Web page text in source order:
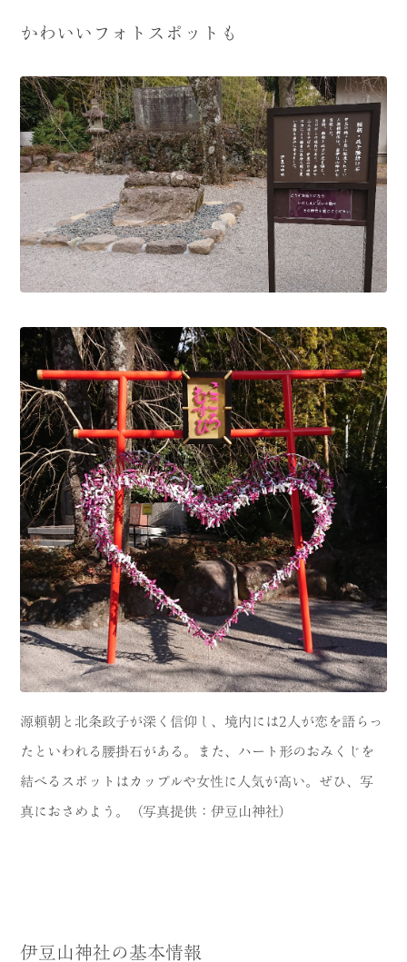
かわいいフォトスポットも
源頼朝と北条政子が深く信仰し、境内には2人が恋を語らっ
たといわれる腰掛石がある。また、ハート形のおみくじを
結べるスポットはカップルや女性に人気が高い。ぜひ、写
真におさめよう。（写真提供：伊豆山神社）
伊豆山神社の基本情報